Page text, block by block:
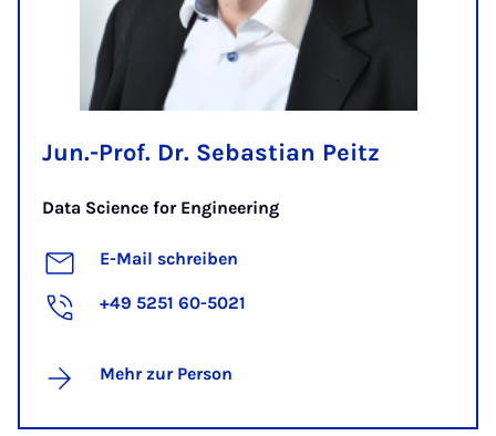
Jun.-Prof. Dr. Sebastian Peitz
Data Science for Engineering
E-Mail schreiben
+49 5251 60-5021
Mehr zur Person